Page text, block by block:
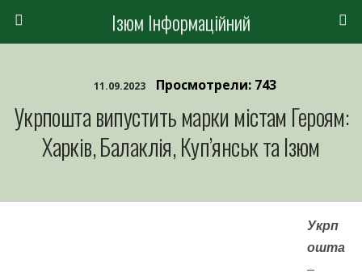
Ізюм Інформаційний
11.09.2023 Просмотрели: 743
Укрпошта випустить марки містам Героям:
Харків, Балаклія, Куп’янськ та Ізюм
Укрп
ошта
–